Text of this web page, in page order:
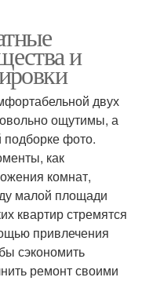
и
двух
ощутимы, а
фото.
как
комнат,
малой площади
квартир стремятся
привлечения
сэкономить
ремонт своими